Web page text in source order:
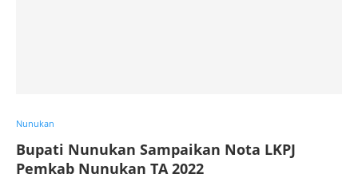
Nunukan
Bupati Nunukan Sampaikan Nota LKPJ
Pemkab Nunukan TA 2022